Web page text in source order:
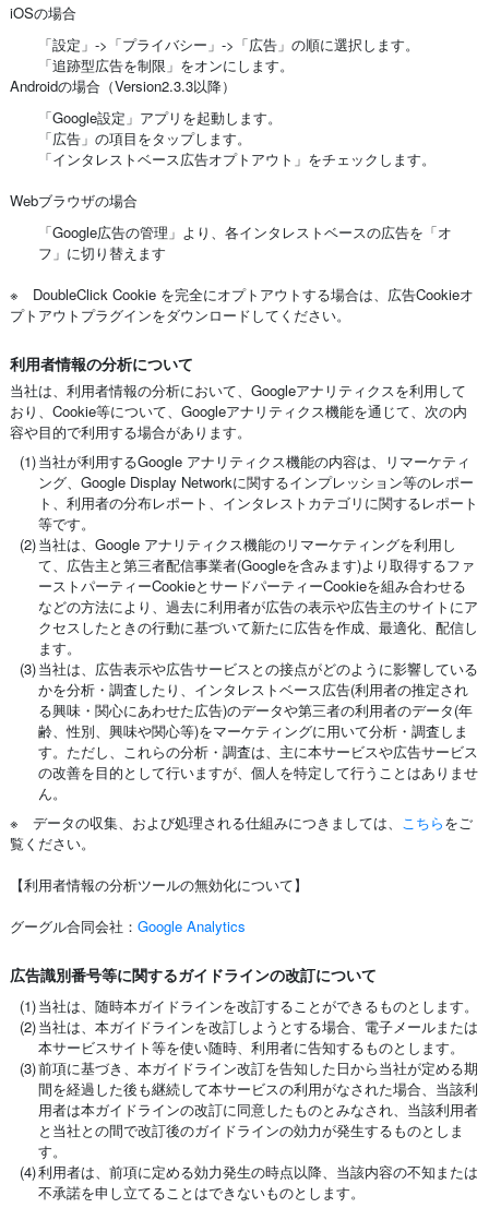
iOSの場合
「設定」->「プライバシー」->「広告」の順に選択します。
「追跡型広告を制限」をオンにします。
Androidの場合（Version2.3.3以降）
「Google設定」アプリを起動します。
「広告」の項目をタップします。
「インタレストベース広告オプトアウト」をチェックします。
Webブラウザの場合
「Google広告の管理」より、各インタレストベースの広告を「オ
フ」に切り替えます
※ DoubleClick Cookie を完全にオプトアウトする場合は、広告Cookieオ
プトアウトプラグインをダウンロードしてください。
利用者情報の分析について
当社は、利用者情報の分析において、Googleアナリティクスを利用して
おり、Cookie等について、Googleアナリティクス機能を通じて、次の内
容や目的で利用する場合があります。
(1)当社が利用するGoogle アナリティクス機能の内容は、リマーケティ
ング、Google Display Networkに関するインプレッション等のレポー
ト、利用者の分布レポート、インタレストカテゴリに関するレポート
等です。
(2)当社は、Google アナリティクス機能のリマーケティングを利用し
て、広告主と第三者配信事業者(Googleを含みます)より取得するファ
ーストパーティーCookieとサードパーティーCookieを組み合わせる
などの方法により、過去に利用者が広告の表示や広告主のサイトにア
クセスしたときの行動に基づいて新たに広告を作成、最適化、配信し
ます。
(3)当社は、広告表示や広告サービスとの接点がどのように影響している
かを分析・調査したり、インタレストベース広告(利用者の推定され
る興味・関心にあわせた広告)のデータや第三者の利用者のデータ(年
齢、性別、興味や関心等)をマーケティングに用いて分析・調査しま
す。ただし、これらの分析・調査は、主に本サービスや広告サービス
の改善を目的として行いますが、個人を特定して行うことはありませ
ん。
※ データの収集、および処理される仕組みにつきましては、 こちらをご
覧ください。
【利用者情報の分析ツールの無効化について】
グーグル合同会社： Google Analytics
広告識別番号等に関するガイドラインの改訂について
(1)当社は、随時本ガイドラインを改訂することができるものとします。
(2)当社は、本ガイドラインを改訂しようとする場合、電子メールまたは
本サービスサイト等を使い随時、利用者に告知するものとします。
(3)前項に基づき、本ガイドライン改訂を告知した日から当社が定める期
間を経過した後も継続して本サービスの利用がなされた場合、当該利
用者は本ガイドラインの改訂に同意したものとみなされ、当該利用者
と当社との間で改訂後のガイドラインの効力が発生するものとしま
す。
(4)利用者は、前項に定める効力発生の時点以降、当該内容の不知または
不承諾を申し立てることはできないものとします。